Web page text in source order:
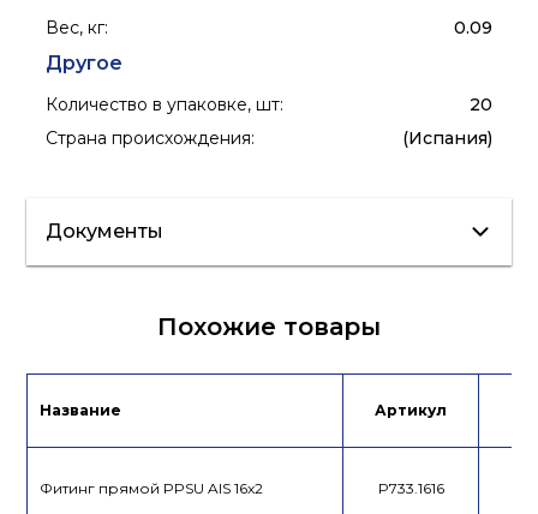
Вес, кг: 0.09
Другое
Количество в упаковке, шт:
20
Страна происхождения: (Испания)
Документы
Похожие товары
Название Артикул
Фитинг прямой PPSU AIS 16x2 P733.1616